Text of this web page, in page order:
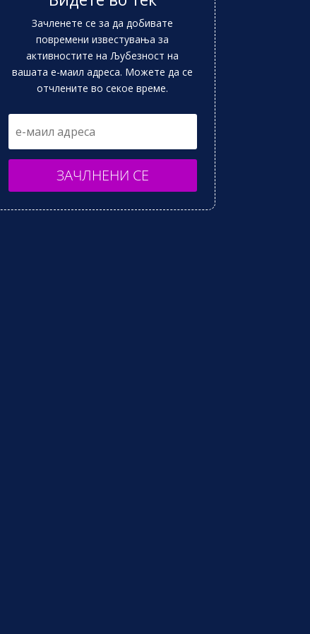
Зачленете се за да добивате
повремени известувања за
активностите на Љубезност на
вашата е-маил адреса. Можете да се
отчлените во секое време.
ЗАЧЛНЕНИ СЕ